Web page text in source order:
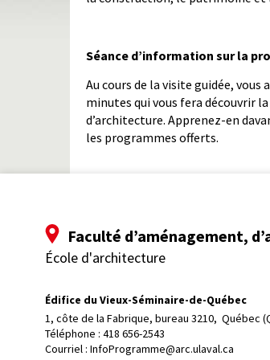
Séance d’information sur la
Au cours de la visite guidée, vous
minutes qui vous fera découvrir
d’architecture. Apprenez-en
les programmes offerts.
Faculté d’aménagement,
École d'architecture
Édifice du Vieux-Séminaire-de-Québec
1, côte de la Fabrique, bureau 3210, Québec
Téléphone : 418 656-2543
Courriel : InfoProgramme@arc.ulaval.ca